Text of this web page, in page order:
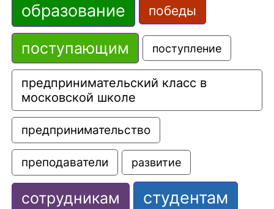
образование победы
поступающим поступление
предпринимательский класс в
московской школе
предпринимательство
преподаватели развитие
сотрудникам студентам